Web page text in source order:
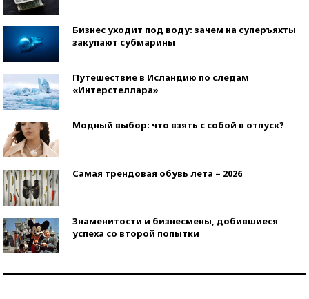
Бизнес уходит под воду: зачем на суперъяхты
закупают субмарины
Путешествие в Исландию по следам
«Интерстеллара»
Модный выбор: что взять с собой в отпуск?
Самая трендовая обувь лета – 2026
Знаменитости и бизнесмены, добившиеся
успеха со второй попытки